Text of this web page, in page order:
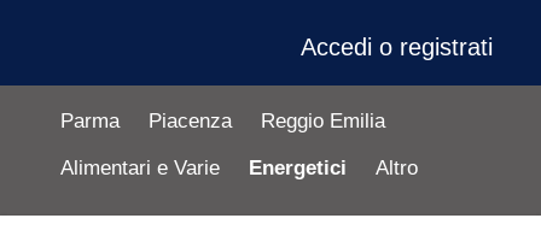
Accedi o registrati
Parma Piacenza Reggio Emilia
Alimentari e Varie Energetici Altro